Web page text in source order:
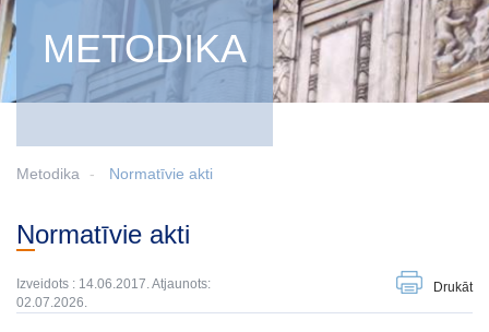
METODIKA
Metodika Normatīvie akti
Normatīvie akti
Izveidots : 14.06.2017. Atjaunots:
02.07.2026.
Drukāt